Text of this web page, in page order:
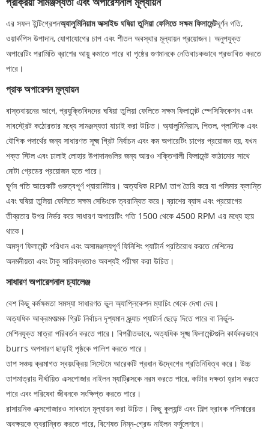
এর সফল ইন্টিগ্রেশনঅ্যালুমিনিয়াম অক্সাইড ঘষিয়া তুলিয়া ফেলিতে সক্ষম ফিলামেন্টঘূর্ণন গতি,
ওয়ার্কপিস উপাদান, যোগাযোগের চাপ এবং শীতল অবস্থার মূল্যায়ন প্রয়োজন। অনুপযুক্ত
অপারেটিং পরামিতি ব্রাশের আয়ু কমাতে পারে বা পৃষ্ঠের গুণমানকে নেতিবাচকভাবে প্রভাবিত করতে
পারে।
প্রাক অপারেশন মূল্যায়ন
বাস্তবায়নের আগে, প্রযুক্তিবিদদের ঘষিয়া তুলিয়া ফেলিতে সক্ষম ফিলামেন্ট স্পেসিফিকেশন এবং
সাবস্ট্রেট কঠোরতার মধ্যে সামঞ্জস্যতা যাচাই করা উচিত। অ্যালুমিনিয়াম, পিতল, প্লাস্টিক এবং
যৌগিক পদার্থের জন্য সাধারণত সূক্ষ্ম গ্রিট নির্বাচন এবং কম অপারেটিং চাপের প্রয়োজন হয়, যখন
শক্ত স্টিল এবং ঢালাই লোহার উপাদানগুলির জন্য আরও শক্তিশালী ফিলামেন্ট কাঠামোর সাথে
মোটা গ্রেডের প্রয়োজন হতে পারে।
ঘূর্ণন গতি আরেকটি গুরুত্বপূর্ণ প্যারামিটার। অত্যধিক RPM তাপ তৈরি করে যা পলিমার ক্লান্তি
এবং ঘষিয়া তুলিয়া ফেলিতে সক্ষম সেডিংকে ত্বরান্বিত করে। ব্রাশের ব্যাস এবং প্রয়োগের
তীব্রতার উপর নির্ভর করে সাধারণ অপারেটিং গতি 1500 থেকে 4500 RPM এর মধ্যে হয়ে
থাকে।
অমসৃণ ফিলামেন্ট পরিধান এবং অসামঞ্জস্যপূর্ণ ফিনিশিং প্যাটার্ন প্রতিরোধ করতে মেশিনের
অনমনীয়তা এবং টাকু সারিবদ্ধতাও অবশ্যই পরীক্ষা করা উচিত।
সাধারণ অপারেশনাল চ্যালেঞ্জ
বেশ কিছু কর্মক্ষমতা সমস্যা সাধারণত ভুল অ্যাপ্লিকেশন ম্যাচিং থেকে দেখা দেয়।
অত্যধিক আক্রমণাত্মক গ্রিট নির্বাচন দৃশ্যমান স্ক্র্যাচ প্যাটার্ন ছেড়ে দিতে পারে বা নির্ভুল-
মেশিনযুক্ত মাত্রা পরিবর্তন করতে পারে। বিপরীতভাবে, অত্যধিক সূক্ষ্ম ফিলামেন্টগুলি কার্যকরভাবে
burrs অপসারণ ছাড়াই পৃষ্ঠকে পালিশ করতে পারে।
তাপ সঞ্চয় ক্রমাগত স্বয়ংক্রিয় সিস্টেমে আরেকটি প্রধান উদ্বেগের প্রতিনিধিত্ব করে। উচ্চ
তাপমাত্রায় দীর্ঘায়িত এক্সপোজার নাইলন ম্যাট্রিক্সকে নরম করতে পারে, কাটার দক্ষতা হ্রাস করতে
পারে এবং পরিষেবা জীবনকে সংক্ষিপ্ত করতে পারে।
রাসায়নিক এক্সপোজারও সাবধানে মূল্যায়ন করা উচিত। কিছু কুল্যান্ট এবং শিল্প দ্রাবক পলিমারের
অবক্ষয়কে ত্বরান্বিত করতে পারে, বিশেষত নিম্ন-গ্রেড নাইলন ফর্মুলেশনে।